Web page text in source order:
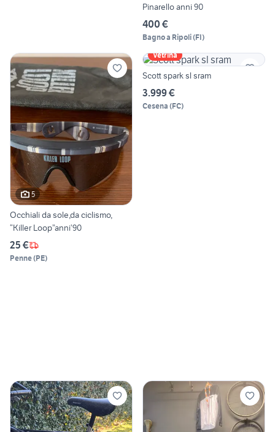
Pinarello anni 90
400 €
Bagno a Ripoli(FI)
5
Occhiali da sole,da ciclismo,
“Killer Loop”anni’90
25 €
Penne(PE)
Vetrina
Scott spark sl sram
3.999 €
Cesena (FC)